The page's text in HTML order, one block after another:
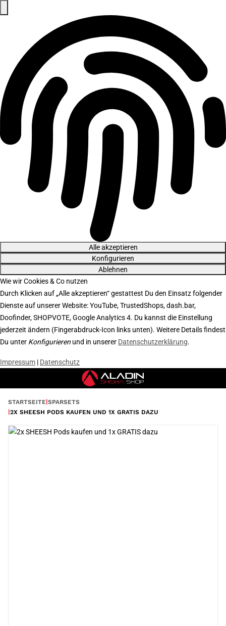
Alle akzeptieren
Konfigurieren
Ablehnen
Wie wir Cookies & Co nutzen
Durch Klicken auf „Alle akzeptieren“ gestattest Du den Einsatz folgender
Dienste auf unserer Website: YouTube, TrustedShops, dash.bar,
Doofinder, SHOPVOTE, Google Analytics 4. Du kannst die Einstellung
jederzeit ändern (Fingerabdruck-Icon links unten). Weitere Details findest
Du unter Konfigurieren und in unserer Datenschutzerklärung.
Impressum | Datenschutz
STARTSEITE SPARSETS
2X SHEESH PODS KAUFEN UND 1X GRATIS DAZU